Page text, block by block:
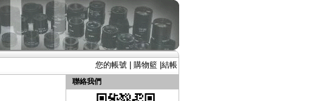
您的帳號 購物籃 結帳
聯絡我們